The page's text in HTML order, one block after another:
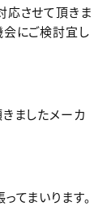
応させて頂きま
会にご検討宜し
ましたメーカ
てまいります。